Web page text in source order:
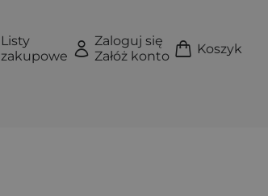
Listy
zakupowe
Zaloguj się
Załóż konto
Koszyk